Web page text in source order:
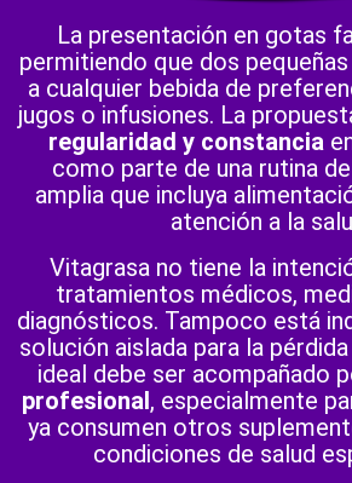
La presentación en gotas
permitiendo que dos
a cualquier bebida de
jugos o infusiones. La
regularidad y constancia
como parte de una rutina
amplia que incluya
atención a la
Vitagrasa no tiene la
tratamientos médicos,
diagnósticos. Tampoco está
solución aislada para la
ideal debe ser acompañado
profesional, especialmente
ya consumen otros
condiciones de salud